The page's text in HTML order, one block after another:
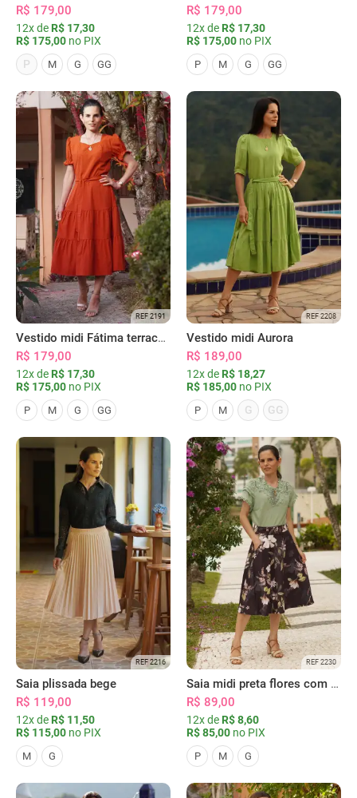
R$ 179,00
12x de R$ 17,30
R$ 175,00 no PIX
P
M G GG
R$ 179,00
12x de R$ 17,30
R$ 175,00 no PIX
P M G GG
REF 2191
Vestido midi Fátima terracota
R$ 179,00
12x de R$ 17,30
R$ 175,00 no PIX
P M G GG
REF 2208
Vestido midi Aurora
R$ 189,00
12x de R$ 18,27
R$ 185,00 no PIX
P M G GG
REF 2216
Saia plissada bege
R$ 119,00
12x de R$ 11,50
R$ 115,00 no PIX
M G
REF 2230
Saia midi preta flores com bolsos
R$ 89,00
12x de R$ 8,60
R$ 85,00 no PIX
P M G